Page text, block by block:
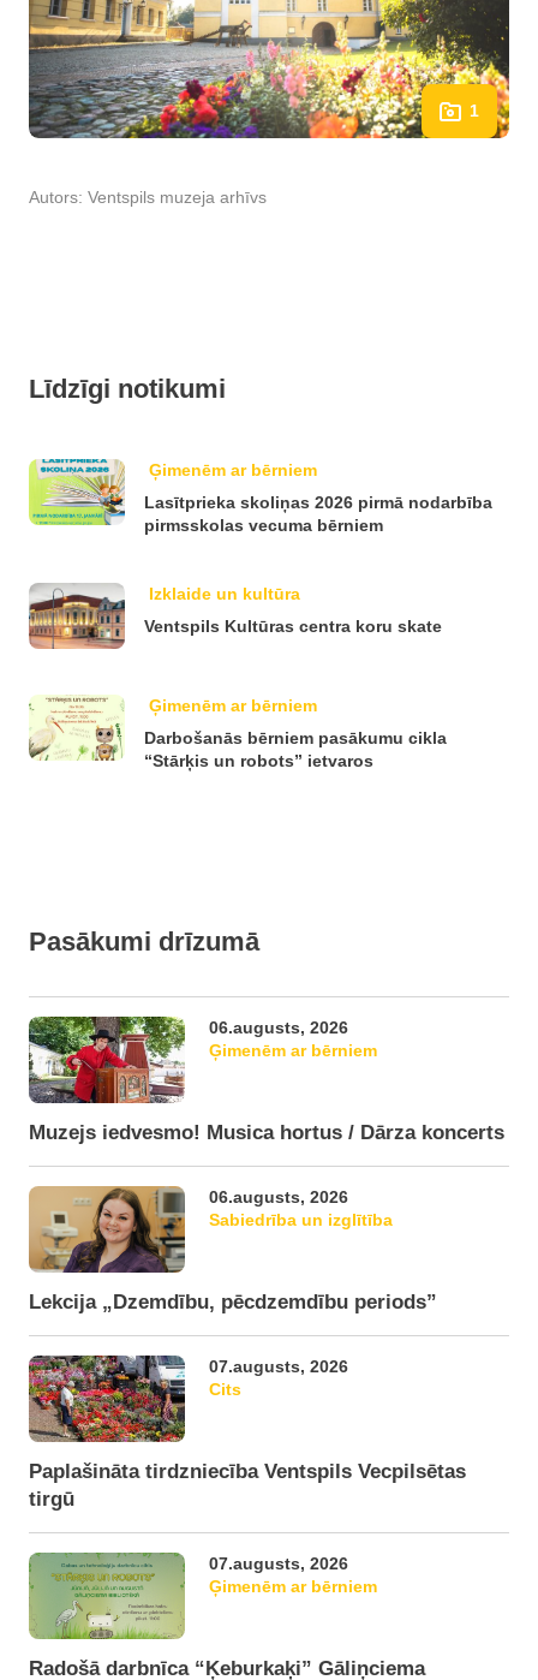
1
Autors: Ventspils muzeja arhīvs
Līdzīgi notikumi
Ģimenēm ar bērniem
Lasītprieka skoliņas 2026 pirmā nodarbība
pirmsskolas vecuma bērniem
Izklaide un kultūra
Ventspils Kultūras centra koru skate
Ģimenēm ar bērniem
Darbošanās bērniem pasākumu cikla
“Stārķis un robots” ietvaros
Pasākumi drīzumā
06.augusts, 2026
Ģimenēm ar bērniem
Muzejs iedvesmo! Musica hortus / Dārza koncerts
06.augusts, 2026
Sabiedrība un izglītība
Lekcija „Dzemdību, pēcdzemdību periods”
07.augusts, 2026
Cits
Paplašināta tirdzniecība Ventspils Vecpilsētas
tirgū
07.augusts, 2026
Ģimenēm ar bērniem
Radošā darbnīca “Ķeburkaķi” Gāliņciema